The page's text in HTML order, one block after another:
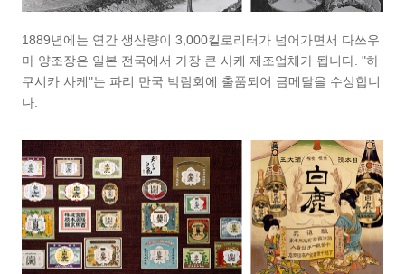
1889년에는 연간 생산량이 3,000킬로리터가 넘어가면서 다쓰우
마 양조장은 일본 전국에서 가장 큰 사케 제조업체가 됩니다. "하
쿠시카 사케"는 파리 만국 박람회에 출품되어 금메달을 수상합니
다.